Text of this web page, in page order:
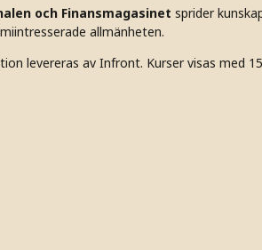
och Finansmagasinet sprider
allmänheten.
levereras av Infront. Kurser visas med